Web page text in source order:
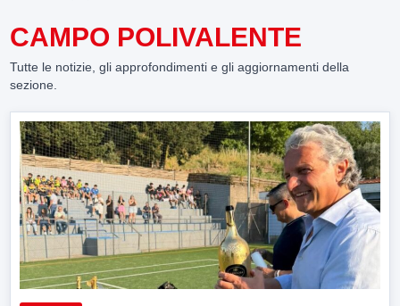
CAMPO POLIVALENTE
Tutte le notizie, gli approfondimenti e gli aggiornamenti della
sezione.